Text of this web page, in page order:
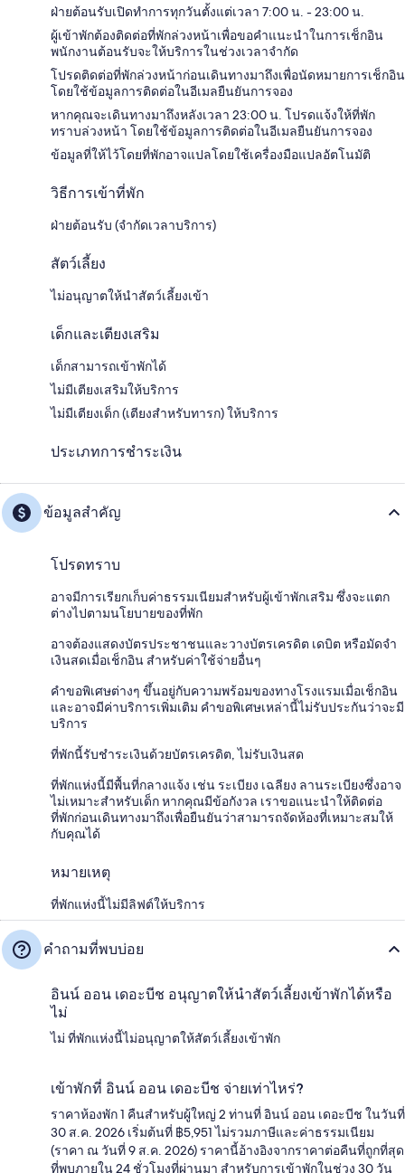
ฝ่ายต้อนรับเปิดทำการทุกวันตั้งแต่เวลา 7:00 น. - 23:00 น.
ผู้เข้าพักต้องติดต่อที่พักล่วงหน้าเพื่อขอคำแนะนำในการเช็กอิน
พนักงานต้อนรับจะให้บริการในช่วงเวลาจำกัด
โปรดติดต่อที่พักล่วงหน้าก่อนเดินทางมาถึงเพื่อนัดหมายการเช็กอิน
โดยใช้ข้อมูลการติดต่อในอีเมลยืนยันการจอง
หากคุณจะเดินทางมาถึงหลังเวลา 23:00 น. โปรดแจ้งให้ที่พัก
ทราบล่วงหน้า โดยใช้ข้อมูลการติดต่อในอีเมลยืนยันการจอง
ข้อมูลที่ให้ไว้โดยที่พักอาจแปลโดยใช้เครื่องมือแปลอัตโนมัติ
วิธีการเข้าที่พัก
ฝ่ายต้อนรับ (จำกัดเวลาบริการ)
สัตว์เลี้ยง
ไม่อนุญาตให้นำสัตว์เลี้ยงเข้า
เด็กและเตียงเสริม
เด็กสามารถเข้าพักได้
ไม่มีเตียงเสริมให้บริการ
ไม่มีเตียงเด็ก (เตียงสำหรับทารก) ให้บริการ
ประเภทการชำระเงิน
ข้อมูลสำคัญ
โปรดทราบ
อาจมีการเรียกเก็บค่าธรรมเนียมสำหรับผู้เข้าพักเสริม ซึ่งจะแตก
ต่างไปตามนโยบายของที่พัก
อาจต้องแสดงบัตรประชาชนและวางบัตรเครดิต เดบิต หรือมัดจำ
เงินสดเมื่อเช็กอิน สำหรับค่าใช้จ่ายอื่นๆ
คำขอพิเศษต่างๆ ขึ้นอยู่กับความพร้อมของทางโรงแรมเมื่อเช็กอิน
และอาจมีค่าบริการเพิ่มเติม คำขอพิเศษเหล่านี้ไม่รับประกันว่าจะมี
บริการ
ที่พักนี้รับชำระเงินด้วยบัตรเครดิต, ไม่รับเงินสด
ที่พักแห่งนี้มีพื้นที่กลางแจ้ง เช่น ระเบียง เฉลียง ลานระเบียงซึ่งอาจ
ไม่เหมาะสำหรับเด็ก หากคุณมีข้อกังวล เราขอแนะนำให้ติดต่อ
ที่พักก่อนเดินทางมาถึงเพื่อยืนยันว่าสามารถจัดห้องที่เหมาะสมให้
กับคุณได้
หมายเหตุ
ที่พักแห่งนี้ไม่มีลิฟต์ให้บริการ
คำถามที่พบบ่อย
อินน์ ออน เดอะบีช อนุญาตให้นำสัตว์เลี้ยงเข้าพักได้หรือ
ไม่
ไม่ ที่พักแห่งนี้ไม่อนุญาตให้สัตว์เลี้ยงเข้าพัก
เข้าพักที่ อินน์ ออน เดอะบีช จ่ายเท่าไหร่?
ราคาห้องพัก 1 คืนสำหรับผู้ใหญ่ 2 ท่านที่ อินน์ ออน เดอะบีช ในวันที่
30 ส.ค. 2026 เริ่มต้นที่ ฿5,951 ไม่รวมภาษีและค่าธรรมเนียม
(ราคา ณ วันที่ 9 ส.ค. 2026) ราคานี้อ้างอิงจากราคาต่อคืนที่ถูกที่สุด
ที่พบภายใน 24 ชั่วโมงที่ผ่านมา สำหรับการเข้าพักในช่วง 30 วัน